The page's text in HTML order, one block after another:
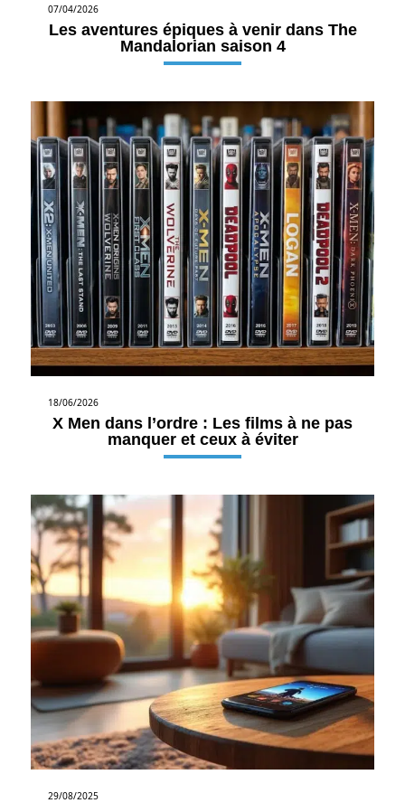
07/04/2026
Les aventures épiques à venir dans The
Mandalorian saison 4
18/06/2026
X Men dans l’ordre : Les films à ne pas
manquer et ceux à éviter
29/08/2025